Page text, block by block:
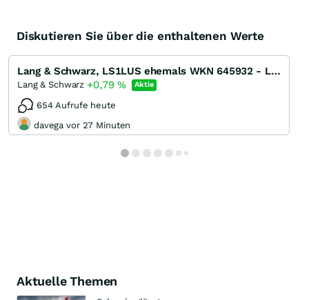
Diskutieren Sie über die enthaltenen Werte
Lang & Schwarz, LS1LUS ehemals WKN 645932 - LS-X
Lang & Schwarz +0,79% Aktie
654 Aufrufe heute
davega vor 27 Minuten
Aktuelle Themen